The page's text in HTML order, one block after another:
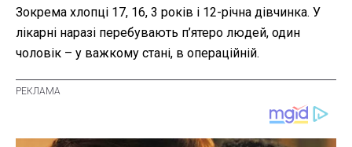
Зокрема хлопці 17, 16, 3 років і 12-річна дівчинка. У
лікарні наразі перебувають п’ятеро людей, один
чоловік – у важкому стані, в операційній.